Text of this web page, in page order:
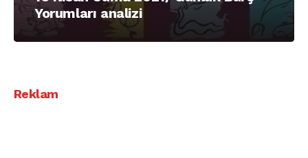
Yorumları analizi
Reklam